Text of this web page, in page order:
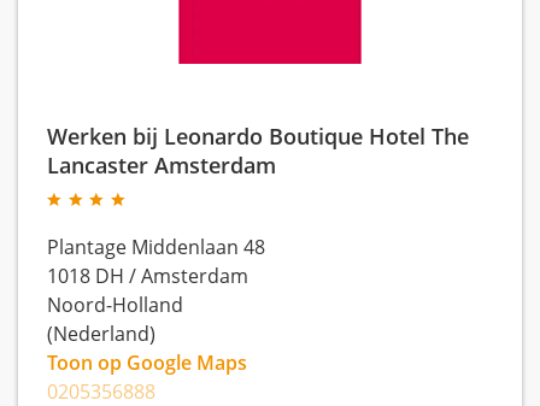
Werken bij Leonardo Boutique Hotel The
Lancaster Amsterdam
Plantage Middenlaan 48
1018 DH /Amsterdam
Noord-Holland
(Nederland)
Toon op Google Maps
0205356888